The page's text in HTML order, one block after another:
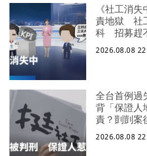
《社工消
責地獄 社
科 招募趕
口警報 揭
剝削
2026.08.08
全台首例
背「保證
責？剴剴案
2026.08.08